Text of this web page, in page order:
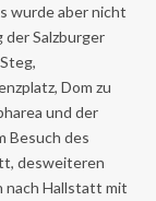
wurde aber nicht
Salzburger
Dom zu
und der
Besuch des
desweiteren
nach Hallstatt mit